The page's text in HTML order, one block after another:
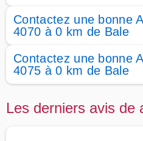
Contactez une bonne
4070 à 0 km de Bale
Contactez une bonne
4075 à 0 km de Bale
Les derniers avis de